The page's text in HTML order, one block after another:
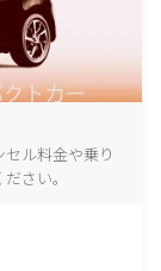
ル料金や乗り
さい。